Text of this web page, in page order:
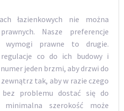
łazienkowych nie można
Nasze preferencje
prawne to drugie.
co do ich budowy i
jeden brzmi, aby drzwi do
tak, aby w razie czego
problemu dostać się do
szerokość może